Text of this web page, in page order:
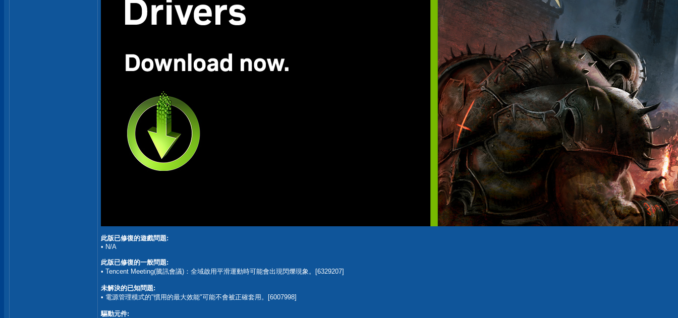
此版已修復的遊戲問題:
• N/A
此版已修復的一般問題:
• Tencent Meeting(騰訊會議)：全域啟用平滑運動時可能會出現閃爍現象。[6329207]
未解決的已知問題:
• 電源管理模式的"慣用的最大效能"可能不會被正確套用。[6007998]
驅動元件: